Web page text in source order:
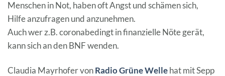
Menschen in Not, haben oft Angst und schämen sich,
Hilfe anzufragen und anzunehmen.
Auch wer z.B. coronabedingt in finanzielle Nöte gerät,
kann sich an den BNF wenden.
Claudia Mayrhofer vonRadio Grüne Wellehat mit Sepp